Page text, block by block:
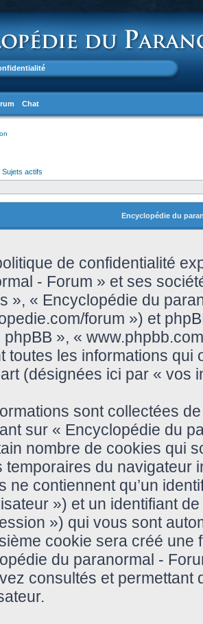
Chat
Sujets actifs
Encyclopédie du
de confidentialité
- Forum » et ses
», « Encyclopédie du
forum ») et
phpBB », «
toutes les informations qui
(désignées ici par « vos
sont collectées
sur « Encyclopédie du
nombre de cookies qui
temporaires du navigateur
ne contiennent qu’un
») et un identifiant
») qui vous sont
cookie sera créé
du paranormal -
consultés et permettant